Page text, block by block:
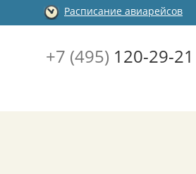
Расписание авиарейсов
+7 (495) 120-29-21